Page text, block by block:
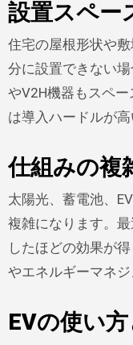
設置スペー
住宅の屋根形状や
分に設置できない
やV2H機器もスペ
は導入ハードルが高
仕組みの複
太陽光、蓄電池、
複雑になります。
したほどの効果が
やエネルギーマネジ
EVの使い